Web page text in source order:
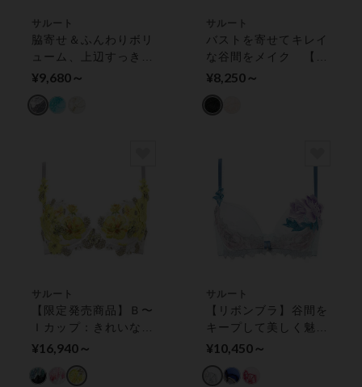
サルート
脇寄せ＆ふんわりボリ
ューム、上辺すっきり
浮きにくい【ＶＩＶ
ワイヤーブラ（３／４
¥9,680～
サルート
バストを寄せてキレイ
な谷間をメイク 【リ
ボンブラ】 ３／４カ
¥8,250～
サルート
【限定発売商品】Ｂ〜
Ｉカップ：きれいな谷
間をつくる プッシュ
ーブラ（３／４カッ
¥16,940～
サルート
【リボンブラ】谷間を
キープして美しく魅せ
る ワイヤーブラ（３
¥10,450～